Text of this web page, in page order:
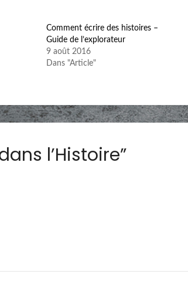
Comment écrire des histoires –
Guide de l’explorateur
9 août 2016
Dans "Article"
l’Histoire”